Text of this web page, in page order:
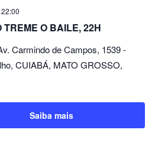
TREME O BAILE, 22H
Carmindo de Campos, 1539 -
CUIABÁ, MATO GROSSO,
Saiba mais